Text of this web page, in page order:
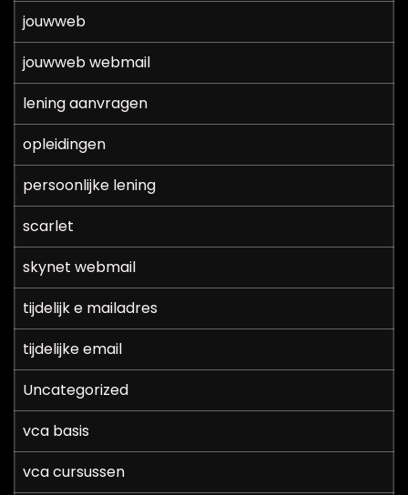
jouwweb
jouwweb webmail
lening aanvragen
opleidingen
persoonlijke lening
scarlet
skynet webmail
tijdelijk e mailadres
tijdelijke email
Uncategorized
vca basis
vca cursussen